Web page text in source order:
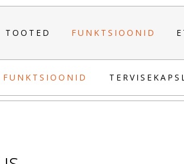
TOOTED FUNKTSIOONID